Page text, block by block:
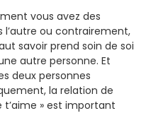
vous avez des
l’autre ou contrairement,
savoir prend soin de soi
autre personne. Et
deux personnes
la relation de
t’aime » est important